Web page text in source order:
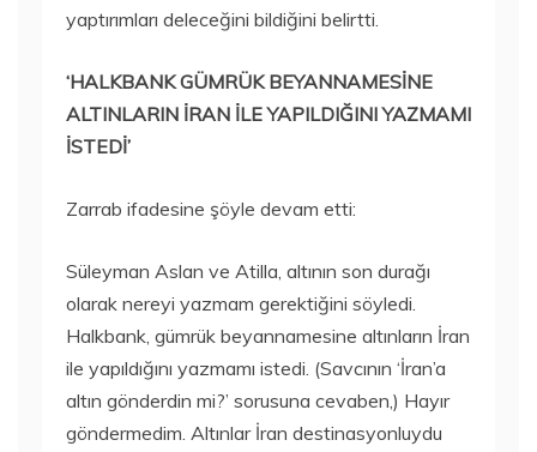
yaptırımları deleceğini bildiğini belirtti.
‘HALKBANK GÜMRÜK BEYANNAMESİNE
ALTINLARIN İRAN İLE YAPILDIĞINI YAZMAMI
İSTEDİ’
Zarrab ifadesine şöyle devam etti:
Süleyman Aslan ve Atilla, altının son durağı
olarak nereyi yazmam gerektiğini söyledi.
Halkbank, gümrük beyannamesine altınların İran
ile yapıldığını yazmamı istedi. (Savcının ‘İran’a
altın gönderdin mi?’ sorusuna cevaben,) Hayır
göndermedim. Altınlar İran destinasyonluydu